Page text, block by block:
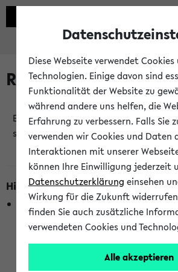
Raumänderungen
Es wurden keine Raumänderungen an
stattfindenden Veranstaltungen
Hinweise zur Liste der
In dieser Liste werden nur
berücksichtigt, die gerade oder
Stunden stattfinden. Berücksichtigt
wurden. Die Anzeige ist
Diese Webseite verwendet
Technologien. Einige davon sind
Funktionalität der Website zu
während andere uns helfen, die
Erfahrung zu verbessern. Falls Sie
verwenden wir Cookies und Daten
Interaktionen mit unserer
können Ihre Einwilligung jederzeit
Datenschutzerklärung einsehen
Wirkung für die Zukunft
finden Sie auch zusätzliche
verwendeten Cookies und
Alle akzeptieren